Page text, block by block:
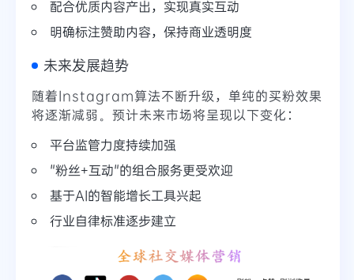
配合优质内容产出，实现真实互动
明确标注赞助内容，保持商业透明度
未来发展趋势
随着Instagram算法不断升级，单纯的买粉效果
将逐渐减弱。预计未来市场将呈现以下变化：
平台监管力度持续加强
"粉丝+互动"的组合服务更受欢迎
基于AI的智能增长工具兴起
行业自律标准逐步建立